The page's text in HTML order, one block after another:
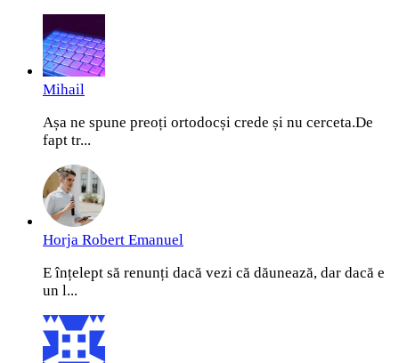
Mihail
Așa ne spune preoți ortodocși crede și nu cerceta.De
fapt tr...
Horja Robert Emanuel
E înțelept să renunți dacă vezi că dăunează, dar dacă e
un l...